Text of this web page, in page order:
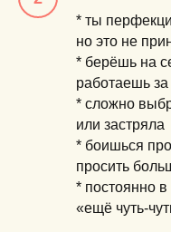
* ты
но это не
* берёшь на
работаешь
* сложно
или застряла
* боишься
просить
* постоянно
«ещё чуть-